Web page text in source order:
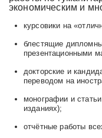
экономическим и
курсовики на
блестящие
презентационными
докторские и
переводом на
монографии и
изданиях);
отчётные работы